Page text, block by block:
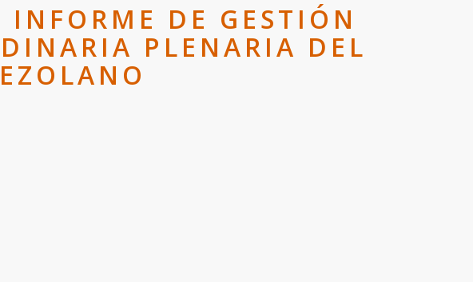
INFORME DE GESTIÓN
PLENARIA DEL